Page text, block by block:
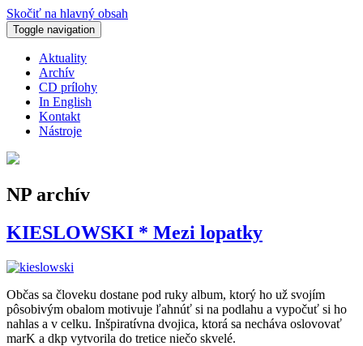
Skočiť na hlavný obsah
Toggle navigation
Aktuality
Archív
CD prílohy
In English
Kontakt
Nástroje
NP archív
KIESLOWSKI * Mezi lopatky
Občas sa človeku dostane pod ruky album, ktorý ho už svojím
pôsobivým obalom motivuje ľahnúť si na podlahu a vypočuť si ho
nahlas a v celku. Inšpiratívna dvojica, ktorá sa necháva oslovovať
marK a dkp vytvorila do tretice niečo skvelé.